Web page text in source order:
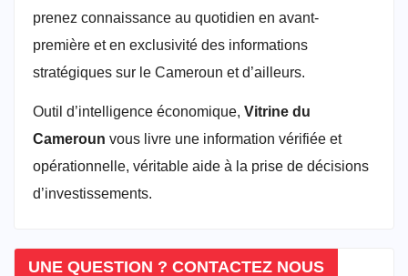
prenez connaissance au quotidien en avant-
première et en exclusivité des informations
stratégiques sur le Cameroun et d’ailleurs.
Outil d’intelligence économique, Vitrine du
Cameroun vous livre une information vérifiée et
opérationnelle, véritable aide à la prise de décisions
d’investissements.
UNE QUESTION ? CONTACTEZ NOUS